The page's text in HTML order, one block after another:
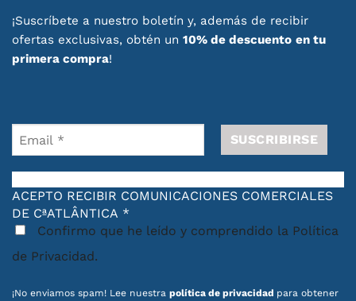
Ideales para completar tu rutina de cuidado
personal, los bálsamos labiales combinan
comodidad, bienestar y un toque especial.
Descubre productos de cuidado labial que
inspiración de los productos portugueses.
Descubre también nuestraspromociones en
productos con diseño portugués
¡Suscríbete a nuestro boletín y, además de recibir
ofertas exclusivas, obtén un 10% de descuento en tu
primera compra!
ACEPTO RECIBIR COMUNICACIONES COMERCIALES
DE CªATLÂNTICA *
Confirmo que he leído y comprendido la Política
de Privacidad.
¡No enviamos spam! Lee nuestra política de privacidad para obtener